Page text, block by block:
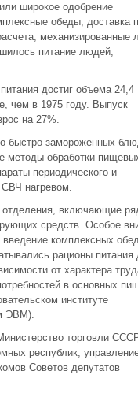
широкое одобрение
обеды, доставка
механизированные
питание людей,
достиг объема 24,4
чем в 1975 году. Выпуск
на 27%.
быстро замороженных
методы обработки
периодического и
нагревом.
отделения, включающие
средств. Особое
комплексных
рационы питания
от характера
в основных
институте
ЭВМ).
торговли
республик,
Советов депутатов